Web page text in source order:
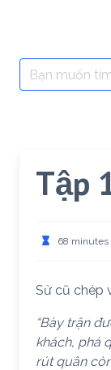
Search
for:
Tập
68 minutes
Sử cũ chép
“Bày trận
khách, phá
rút quân